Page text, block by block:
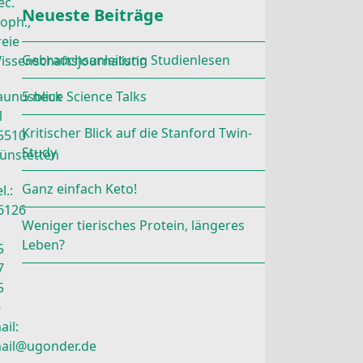
Neueste Beiträge
Gebrauchsanleitung Studienlesen
5 neue Science Talks
Kritischer Blick auf die Stanford Twin-
Study
Ganz einfach Keto!
Weniger tierisches Protein, längeres
Leben?